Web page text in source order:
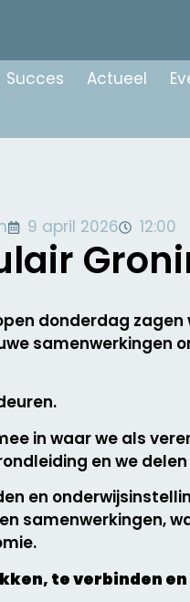
Succes Actueel
9 april 2026 12:00
donderdag
samenwerkingen
in waar we als
en we
en
samenwerkingen,
te verbinden